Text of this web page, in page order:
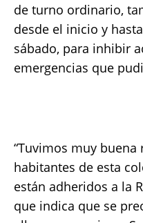
de turno ordinario,
desde el inicio y
sábado, para inhibir
emergencias que
“Tuvimos muy
habitantes de esta
están adheridos a la
que indica que se